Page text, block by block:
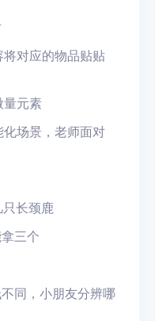
对应的物品贴贴
量元素
场景，老师面对
长颈鹿
三个
同，小朋友分辨哪